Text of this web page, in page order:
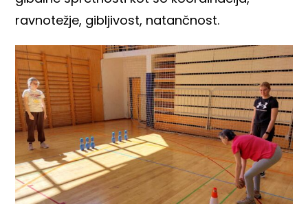
ravnotežje, gibljivost, natančnost.